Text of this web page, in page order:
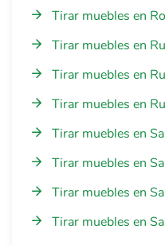
Tirar muebles en
Tirar muebles en
Tirar muebles en
Tirar muebles en
Tirar muebles en
Tirar muebles en
Tirar muebles en
Tirar muebles en